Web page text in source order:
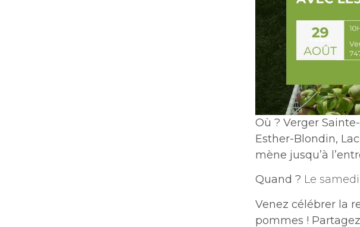
Où ? Verger
Esther-Blondin,
mène jusqu’à
Quand ? Le
Venez célébrer la
pommes !